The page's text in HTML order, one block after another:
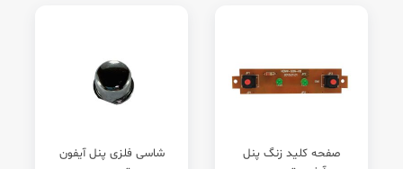
صفحه کلید زنگ پنل
شاسی فلزی پنل آیفون